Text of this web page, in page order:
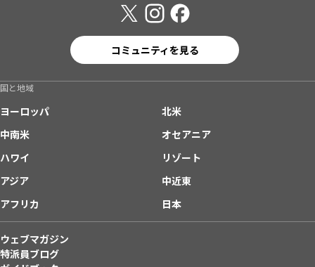
コミュニティを見る
国と地域
ヨーロッパ
北米
中南米
オセアニア
ハワイ
リゾート
アジア
中近東
アフリカ
日本
ウェブマガジン
特派員ブログ